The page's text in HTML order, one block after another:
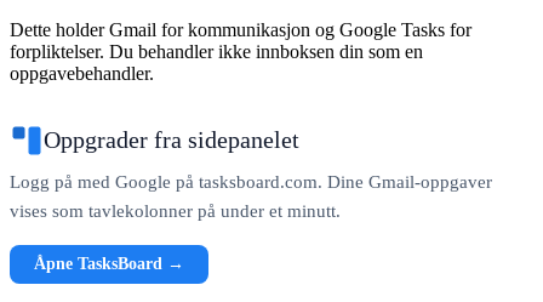
Dette holder Gmail for kommunikasjon og Google Tasks for
forpliktelser. Du behandler ikke innboksen din som en
oppgavebehandler.
Oppgrader fra sidepanelet
Logg på med Google på tasksboard.com. Dine Gmail-oppgaver
vises som tavlekolonner på under et minutt.
Åpne TasksBoard →